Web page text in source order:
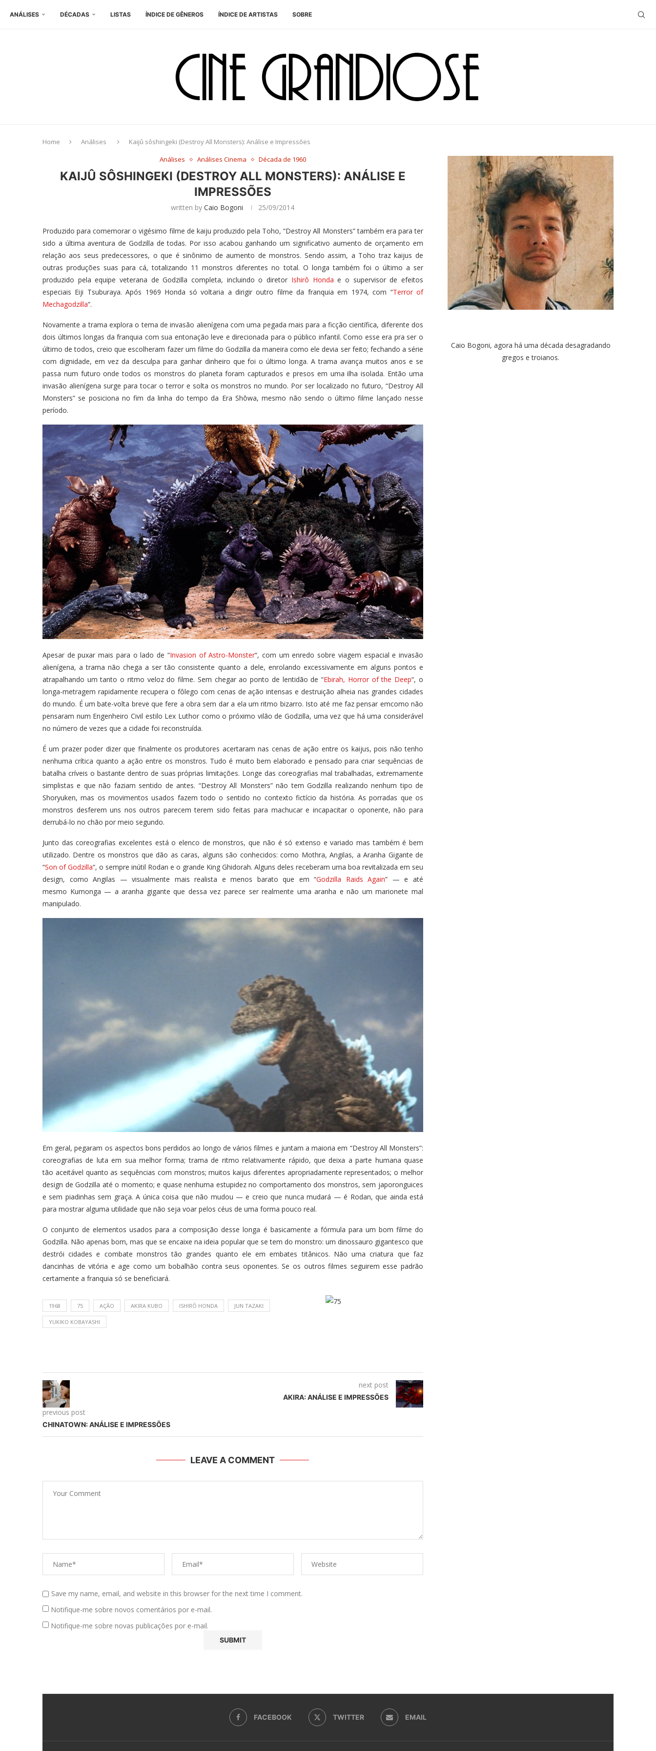
ANÁLISES DÉCADAS LISTAS ÍNDICE DE GÊNEROS ÍNDICE DE ARTISTAS SOBRE
Home Análises
Kaijû sôshingeki (Destroy All Monsters): Análise e Impressões
Análises
Análises Cinema Década de 1960
KAIJÛ SÔSHINGEKI (DESTROY ALL MONSTERS): ANÁLISE E
IMPRESSÕES
written byCaio Bogoni 25/09/2014
Produzido para comemorar o vigésimo filme de kaiju produzido pela Toho, “Destroy All Monsters” também era para ter
sido a última aventura de Godzilla de todas. Por isso acabou ganhando um significativo aumento de orçamento em
relação aos seus predecessores, o que é sinônimo de aumento de monstros. Sendo assim, a Toho traz kaijus de
outras produções suas para cá, totalizando 11 monstros diferentes no total. O longa também foi o último a ser
produzido pela equipe veterana de Godzilla completa, incluindo o diretor Ishirô Honda e o supervisor de efeitos
especiais Eiji Tsuburaya. Após 1969 Honda só voltaria a dirigir outro filme da franquia em 1974, com “Terror of
Mechagodzilla“.
Novamente a trama explora o tema de invasão alienígena com uma pegada mais para a ficção científica, diferente dos
dois últimos longas da franquia com sua entonação leve e direcionada para o público infantil. Como esse era pra ser o
último de todos, creio que escolheram fazer um filme do Godzilla da maneira como ele devia ser feito; fechando a série
com dignidade, em vez da desculpa para ganhar dinheiro que foi o último longa. A trama avança muitos anos e se
passa num futuro onde todos os monstros do planeta foram capturados e presos em uma ilha isolada. Então uma
invasão alienígena surge para tocar o terror e solta os monstros no mundo. Por ser localizado no futuro, “Destroy All
Monsters” se posiciona no fim da linha do tempo da Era Shōwa, mesmo não sendo o último filme lançado nesse
período.
Apesar de puxar mais para o lado de “Invasion of Astro-Monster“, com um enredo sobre viagem espacial e invasão
alienígena, a trama não chega a ser tão consistente quanto a dele, enrolando excessivamente em alguns pontos e
atrapalhando um tanto o ritmo veloz do filme. Sem chegar ao ponto de lentidão de “Ebirah, Horror of the Deep“, o
longa-metragem rapidamente recupera o fôlego com cenas de ação intensas e destruição alheia nas grandes cidades
do mundo. É um bate-volta breve que fere a obra sem dar a ela um ritmo bizarro. Isto até me faz pensar emcomo não
pensaram num Engenheiro Civil estilo Lex Luthor como o próximo vilão de Godzilla, uma vez que há uma considerável
no número de vezes que a cidade foi reconstruída.
É um prazer poder dizer que finalmente os produtores acertaram nas cenas de ação entre os kaijus, pois não tenho
nenhuma crítica quanto a ação entre os monstros. Tudo é muito bem elaborado e pensado para criar sequências de
batalha críveis o bastante dentro de suas próprias limitações. Longe das coreografias mal trabalhadas, extremamente
simplistas e que não faziam sentido de antes. “Destroy All Monsters” não tem Godzilla realizando nenhum tipo de
Shoryuken, mas os movimentos usados fazem todo o sentido no contexto fictício da história. As porradas que os
monstros desferem uns nos outros parecem terem sido feitas para machucar e incapacitar o oponente, não para
derrubá-lo no chão por meio segundo.
Junto das coreografias excelentes está o elenco de monstros, que não é só extenso e variado mas também é bem
utilizado. Dentre os monstros que dão as caras, alguns são conhecidos: como Mothra, Angilas, a Aranha Gigante de
“Son of Godzilla“, o sempre inútil Rodan e o grande King Ghidorah. Alguns deles receberam uma boa revitalizada em seu
design, como Angilas — visualmente mais realista e menos barato que em “Godzilla Raids Again” — e até
mesmo Kumonga — a aranha gigante que dessa vez parece ser realmente uma aranha e não um marionete mal
manipulado.
Em geral, pegaram os aspectos bons perdidos ao longo de vários filmes e juntam a maioria em “Destroy All Monsters”:
coreografias de luta em sua melhor forma; trama de ritmo relativamente rápido, que deixa a parte humana quase
tão aceitável quanto as sequências com monstros; muitos kaijus diferentes apropriadamente representados; o melhor
design de Godzilla até o momento; e quase nenhuma estupidez no comportamento dos monstros, sem japoronguices
e sem piadinhas sem graça. A única coisa que não mudou — e creio que nunca mudará — é Rodan, que ainda está
para mostrar alguma utilidade que não seja voar pelos céus de uma forma pouco real.
O conjunto de elementos usados para a composição desse longa é basicamente a fórmula para um bom filme do
Godzilla. Não apenas bom, mas que se encaixe na ideia popular que se tem do monstro: um dinossauro gigantesco que
destrói cidades e combate monstros tão grandes quanto ele em embates titânicos. Não uma criatura que faz
dancinhas de vitória e age como um bobalhão contra seus oponentes. Se os outros filmes seguirem esse padrão
certamente a franquia só se beneficiará.
1968 75 AÇÃO AKIRA KUBO ISHIRÔ HONDA JUN TAZAKI
YUKIKO KOBAYASHI
previous post
CHINATOWN: ANÁLISE E IMPRESSÕES
next post
AKIRA: ANÁLISE E IMPRESSÕES
LEAVE A COMMENT
Save my name, email, and website in this browser for the next time I comment.
Notifique-me sobre novos comentários por e-mail.
Notifique-me sobre novas publicações por e-mail.
Caio Bogoni, agora há uma década desagradando
gregos e troianos.
FACEBOOK TWITTER EMAIL